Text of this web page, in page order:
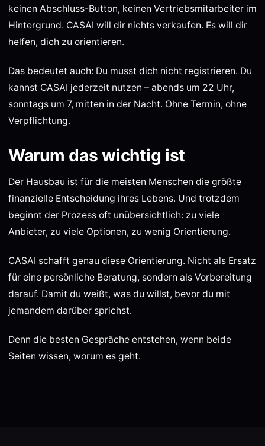
keinen Abschluss-Button, keinen Vertriebsmitarbeiter im
Hintergrund. CASAI will dir nichts verkaufen. Es will dir
helfen, dich zu orientieren.
Das bedeutet auch: Du musst dich nicht registrieren. Du
kannst CASAI jederzeit nutzen – abends um 22 Uhr,
sonntags um 7, mitten in der Nacht. Ohne Termin, ohne
Verpflichtung.
Warum das wichtig ist
Der Hausbau ist für die meisten Menschen die größte
finanzielle Entscheidung ihres Lebens. Und trotzdem
beginnt der Prozess oft unübersichtlich: zu viele
Anbieter, zu viele Optionen, zu wenig Orientierung.
CASAI schafft genau diese Orientierung. Nicht als Ersatz
für eine persönliche Beratung, sondern als Vorbereitung
darauf. Damit du weißt, was du willst, bevor du mit
jemandem darüber sprichst.
Denn die besten Gespräche entstehen, wenn beide
Seiten wissen, worum es geht.